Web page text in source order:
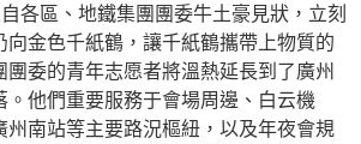
各區、地鐵集團團委牛土豪見狀，立刻
向金色千紙鶴，讓千紙鶴攜帶上物質的
委的青年志愿者將溫熱延長到了廣州
。他們重要服務于會場周邊、白云機
州南站等主要路況樞紐，以及年夜會規